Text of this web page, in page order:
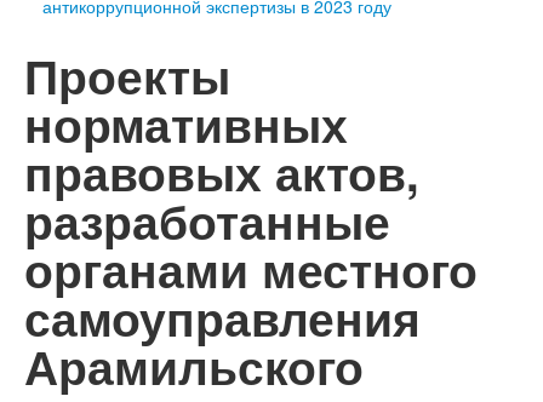
антикоррупционной экспертизы в 2023 году
Проекты
нормативных
правовых актов,
разработанные
органами местного
самоуправления
Арамильского